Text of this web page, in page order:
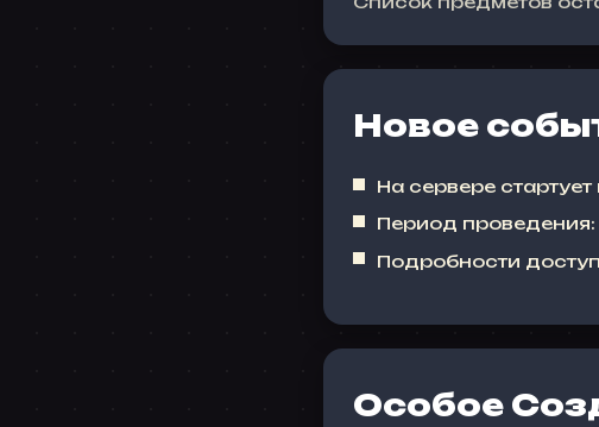
Новое
На сервере
Период проведения:
Подробности
Особое